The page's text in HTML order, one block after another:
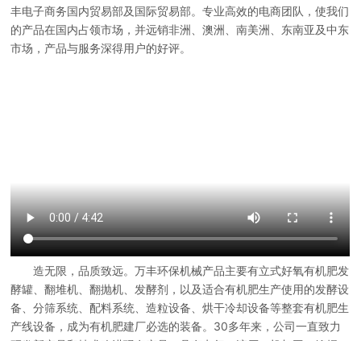
丰电子商务国内贸易部及国际贸易部。专业高效的电商团队，使我们
的产品在国内占领市场，并远销非洲、澳洲、南美洲、东南亚及中东
市场，产品与服务深得用户的好评。
造无限，品质致远。万丰环保机械产品主要有立式好氧有机肥发
酵罐、翻堆机、翻抛机、发酵剂，以及适合有机肥生产使用的发酵设
备、分筛系统、配料系统、造粒设备、烘干冷却设备等整套有机肥生
产线设备，成为有机肥建厂必选的装备。30多年来，公司一直致力